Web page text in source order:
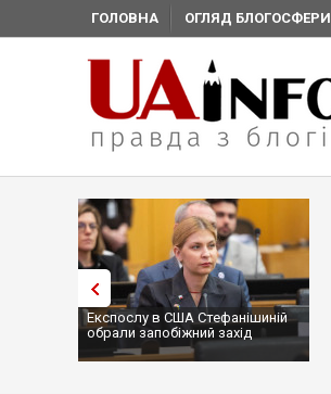
ГОЛОВНА ОГЛЯД БЛОГОСФЕРИ
Експослу в США Стефанішиній
обрали запобіжний захід